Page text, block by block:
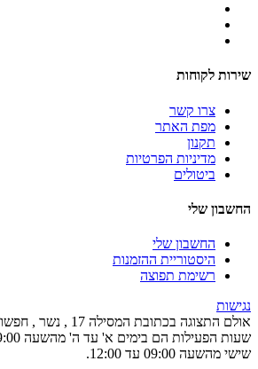
שירות לקוחות
צרו קשר
מפת האתר
תקנון
מדיניות הפרטיות
ביטולים
החשבון שלי
החשבון שלי
היסטוריית ההזמנות
רשימת תפוצה
נגישות
אולם התצוגה בכתובת
שישי מהשעה 09:00 עד 12:00.